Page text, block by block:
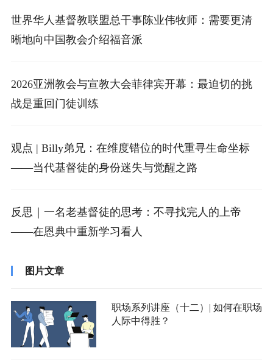
世界华人基督教联盟总干事陈业伟牧师：需要更清
晰地向中国教会介绍福音派
2026亚洲教会与宣教大会菲律宾开幕：最迫切的挑
战是重回门徒训练
观点 | Billy弟兄：在维度错位的时代重寻生命坐标
——当代基督徒的身份迷失与觉醒之路
反思｜一名老基督徒的思考：不寻找完人的上帝
——在恩典中重新学习看人
图片文章
职场系列讲座（十二）| 如何在职场
人际中得胜？